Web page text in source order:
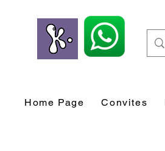
Home Page Convites